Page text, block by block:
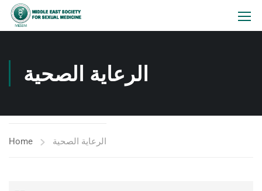
الرعاية الصحية
Home الرعاية الصحية